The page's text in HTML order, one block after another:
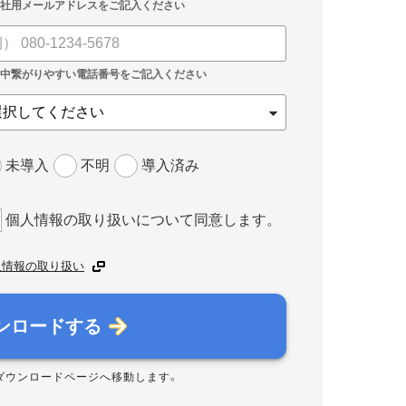
未導入 不明 導入済み
個人情報の取り扱いについて同意します。
報の取り扱い
ロードする
ウンロードページへ移動します。